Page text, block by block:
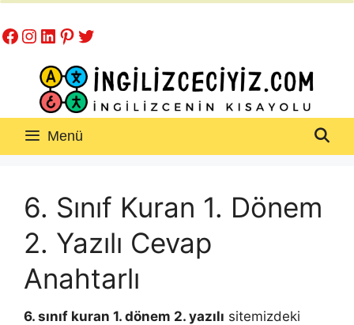
atla
Facebook
Instagram
LinkedIn
Pinterest
Twitter
Menü
6. Sınıf Kuran 1. Dönem
2. Yazılı Cevap
Anahtarlı
6. sınıf kuran 1. dönem 2. yazılı sitemizdeki